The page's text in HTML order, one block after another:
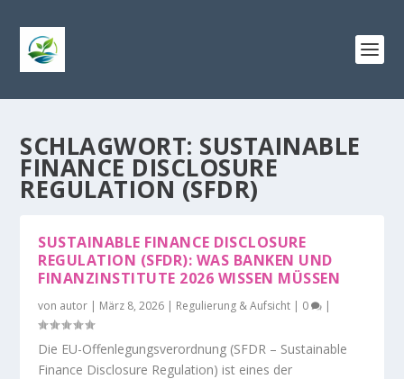
SCHLAGWORT: SUSTAINABLE
FINANCE DISCLOSURE
REGULATION (SFDR)
SUSTAINABLE FINANCE DISCLOSURE
REGULATION (SFDR): WAS BANKEN UND
FINANZINSTITUTE 2026 WISSEN MÜSSEN
von autor | März 8, 2026 | Regulierung & Aufsicht | 0 |
Die EU-Offenlegungsverordnung (SFDR – Sustainable
Finance Disclosure Regulation) ist eines der